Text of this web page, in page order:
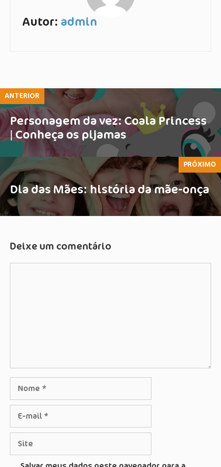
Autor: admin
ANTERIOR
Personagem da vez: Coala Princess
| Conheça os pijamas
PRÓXIMO
Dia das Mães: história da mãe-onça
Deixe um comentário
Site